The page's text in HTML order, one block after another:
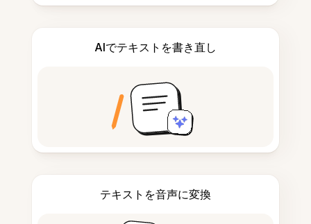
AIでテキストを書き直し
テキストを音声に変換